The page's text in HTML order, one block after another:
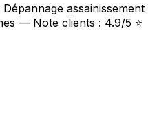
assainissement
— Note clients : 4.9/5 ⭐